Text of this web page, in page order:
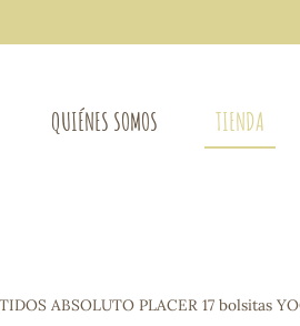
QUIÉNES SOMOS TIENDA
ABSOLUTO PLACER 17 bolsitas